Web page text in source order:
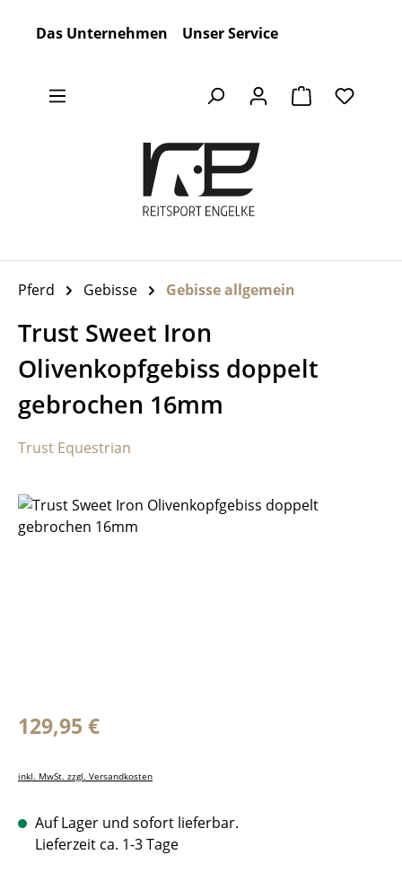
Das Unternehmen Unser Service
Warenkorb
Pferd Gebisse Gebisse allgemein
Trust Sweet Iron
Olivenkopfgebiss doppelt
gebrochen 16mm
Trust Equestrian
Bildergalerie überspringen
Regulärer Preis:
129,95 €
inkl. MwSt. zzgl. Versandkosten
Auf Lager und sofort lieferbar.
Lieferzeit ca. 1-3 Tage